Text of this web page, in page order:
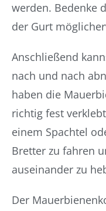
werden. Bedenke
der Gurt
Anschließend
nach und nach
haben die
richtig fest
einem Spachtel
Bretter zu fahren
auseinander zu
Der